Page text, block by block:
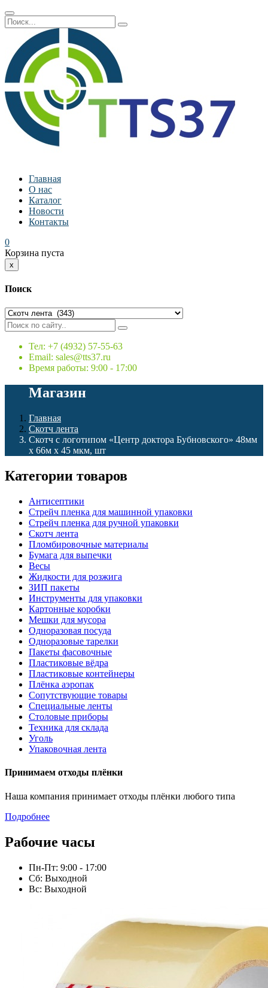
Главная
О нас
Каталог
Новости
Контакты
0
Корзина пуста
x
Поиск
Тел: +7 (4932) 57-55-63
Email: sales@tts37.ru
Время работы: 9:00 - 17:00
Магазин
Главная
Скотч лента
Скотч с логотипом «Центр доктора Бубновского» 48мм
х 66м х 45 мкм, шт
Категории товаров
Антисептики
Стрейч пленка для машинной упаковки
Стрейч пленка для ручной упаковки
Скотч лента
Пломбировочные материалы
Бумага для выпечки
Весы
Жидкости для розжига
ЗИП пакеты
Инструменты для упаковки
Картонные коробки
Мешки для мусора
Одноразовая посуда
Одноразовые тарелки
Пакеты фасовочные
Пластиковые вёдра
Пластиковые контейнеры
Плёнка аэропак
Сопутствующие товары
Специальные ленты
Столовые приборы
Техника для склада
Уголь
Упаковочная лента
Принимаем отходы плёнки
Наша компания принимает отходы плёнки любого типа
Подробнее
Рабочие часы
Пн-Пт: 9:00 - 17:00
Сб: Выходной
Вс: Выходной